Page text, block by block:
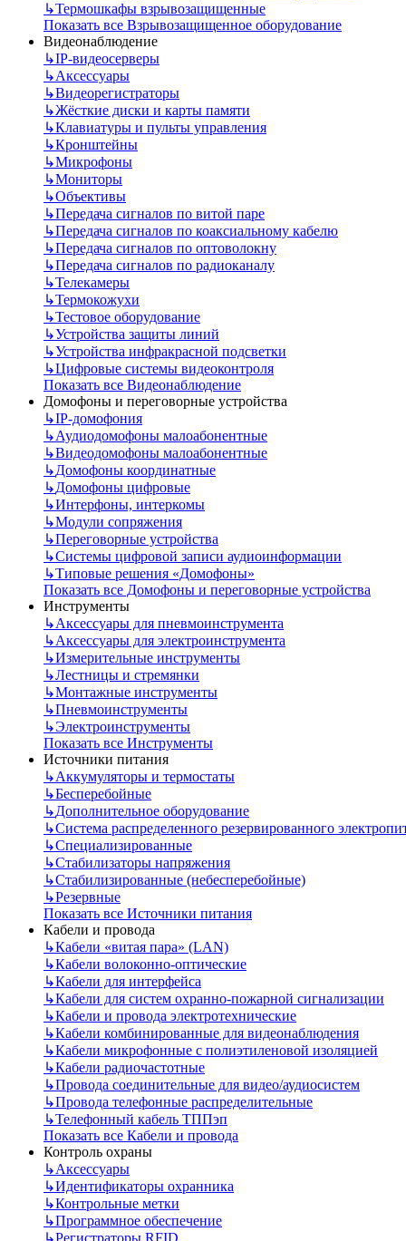
↳Термошкафы взрывозащищенные
Показать все Взрывозащищенное оборудование
Видеонаблюдение
↳IP-видеосерверы
↳Аксессуары
↳Видеорегистраторы
↳Жёсткие диски и карты памяти
↳Клавиатуры и пульты управления
↳Кронштейны
↳Микрофоны
↳Мониторы
↳Объективы
↳Передача сигналов по витой паре
↳Передача сигналов по коаксиальному кабелю
↳Передача сигналов по оптоволокну
↳Передача сигналов по радиоканалу
↳Телекамеры
↳Термокожухи
↳Тестовое оборудование
↳Устройства защиты линий
↳Устройства инфракрасной подсветки
↳Цифровые системы видеоконтроля
Показать все Видеонаблюдение
Домофоны и переговорные устройства
↳IP-домофония
↳Аудиодомофоны малоабонентные
↳Видеодомофоны малоабонентные
↳Домофоны координатные
↳Домофоны цифровые
↳Интерфоны, интеркомы
↳Модули сопряжения
↳Переговорные устройства
↳Системы цифровой записи аудиоинформации
↳Типовые решения «Домофоны»
Показать все Домофоны и переговорные устройства
Инструменты
↳Аксессуары для пневмоинструмента
↳Аксессуары для электроинструмента
↳Измерительные инструменты
↳Лестницы и стремянки
↳Монтажные инструменты
↳Пневмоинструменты
↳Электроинструменты
Показать все Инструменты
Источники питания
↳Аккумуляторы и термостаты
↳Бесперебойные
↳Дополнительное оборудование
↳Система распределенного резервированного
↳Специализированные
↳Стабилизаторы напряжения
↳Стабилизированные (небесперебойные)
↳Резервные
Показать все Источники питания
Кабели и провода
↳Кабели «витая пара» (LAN)
↳Кабели волоконно-оптические
↳Кабели для интерфейса
↳Кабели для систем охранно-пожарной сигнализации
↳Кабели и провода электротехнические
↳Кабели комбинированные для видеонаблюдения
↳Кабели микрофонные с полиэтиленовой изоляцией
↳Кабели радиочастотные
↳Провода соединительные для видео/аудиосистем
↳Провода телефонные распределительные
↳Телефонный кабель ТППэп
Показать все Кабели и провода
Контроль охраны
↳Аксессуары
↳Идентификаторы охранника
↳Контрольные метки
↳Программное обеспечение
↳Регистраторы RFID